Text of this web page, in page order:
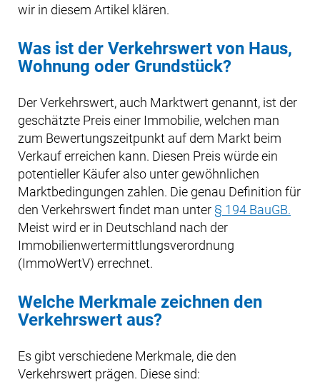
wir in diesem Artikel klären.
Was ist der Verkehrswert von Haus,
Wohnung oder Grundstück?
Der Verkehrswert, auch Marktwert genannt, ist der
geschätzte Preis einer Immobilie, welchen man
zum Bewertungszeitpunkt auf dem Markt beim
Verkauf erreichen kann. Diesen Preis würde ein
potentieller Käufer also unter gewöhnlichen
Marktbedingungen zahlen. Die genau Definition für
den Verkehrswert findet man unter § 194 BauGB.
Meist wird er in Deutschland nach der
Immobilienwertermittlungsverordnung
(ImmoWertV) errechnet.
Welche Merkmale zeichnen den
Verkehrswert aus?
Es gibt verschiedene Merkmale, die den
Verkehrswert prägen. Diese sind: